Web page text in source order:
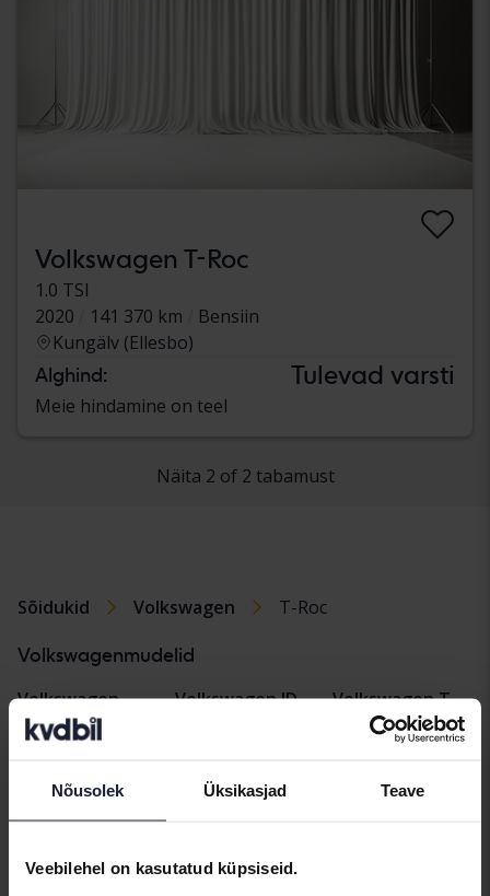
Nõusolek Üksikasjad Teave
Veebilehel on kasutatud küpsiseid.
Volkswagen T-Roc
1.0 TSI
2020
141 370 km
Bensiin
Kungälv (Ellesbo)
Alghind: Tulevad varsti
Meie hindamine on teel
Näita 2 of 2 tabamust
Sõidukid Volkswagen T-Roc
Volkswagenmudelid
Volkswagen
Caddy
Golf
Volkswagen ID.
Passat
Polo
Volkswagen T-
Cross
Tiguan